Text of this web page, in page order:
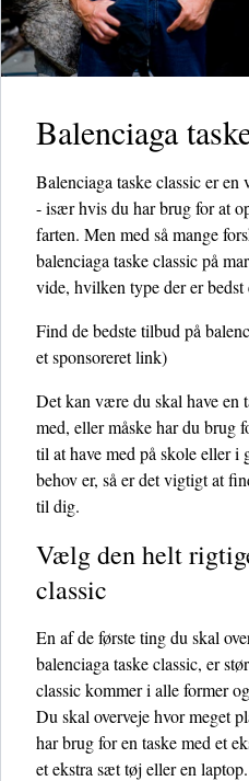
Balenciaga
Balenciaga taske classic er
- især hvis du har brug for at
farten. Men med så mange
balenciaga taske classic på
vide, hvilken type der er bedst
Find de bedste tilbud på
et sponsoreret link)
Det kan være du skal have en
med, eller måske har du brug
til at have med på skole eller i
behov er, så er det vigtigt at
til dig.
Vælg den helt
classic
En af de første ting du skal
balenciaga taske classic, er
classic kommer i alle former
Du skal overveje hvor meget
har brug for en taske med et
et ekstra sæt tøj eller en laptop.